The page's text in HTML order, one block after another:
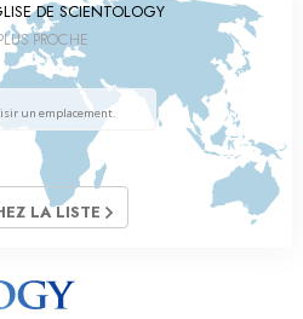
DE SCIENTOLOGY
PROCHE
LA LISTE